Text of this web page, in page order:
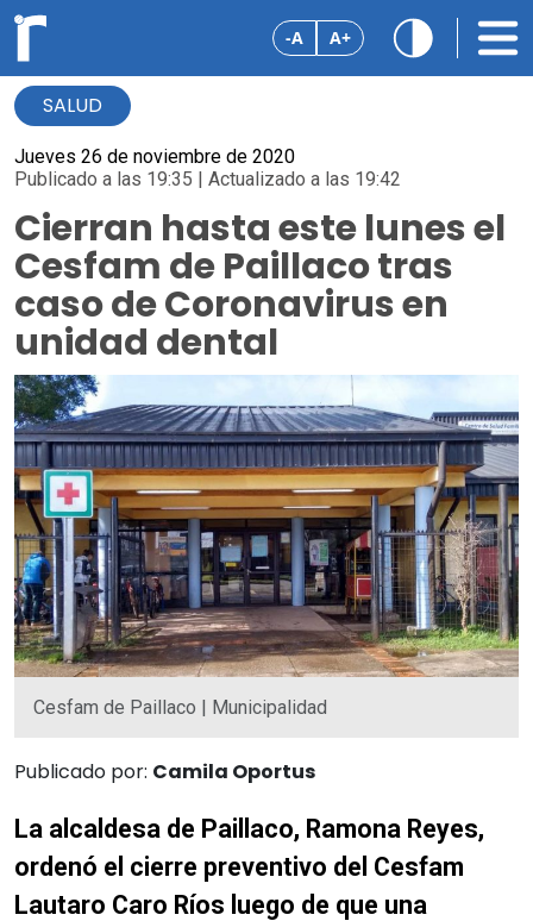
-A A+
SALUD
Jueves 26 de noviembre de 2020
Publicado a las 19:35 | Actualizado a las 19:42
Cierran hasta este lunes el
Cesfam de Paillaco tras
caso de Coronavirus en
unidad dental
Cesfam de Paillaco | Municipalidad
Publicado por: Camila Oportus
La alcaldesa de Paillaco, Ramona Reyes,
ordenó el cierre preventivo del Cesfam
Lautaro Caro Ríos luego de que una